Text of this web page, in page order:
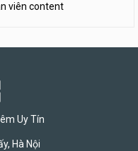
viên content
Uy Tín
Hà Nội